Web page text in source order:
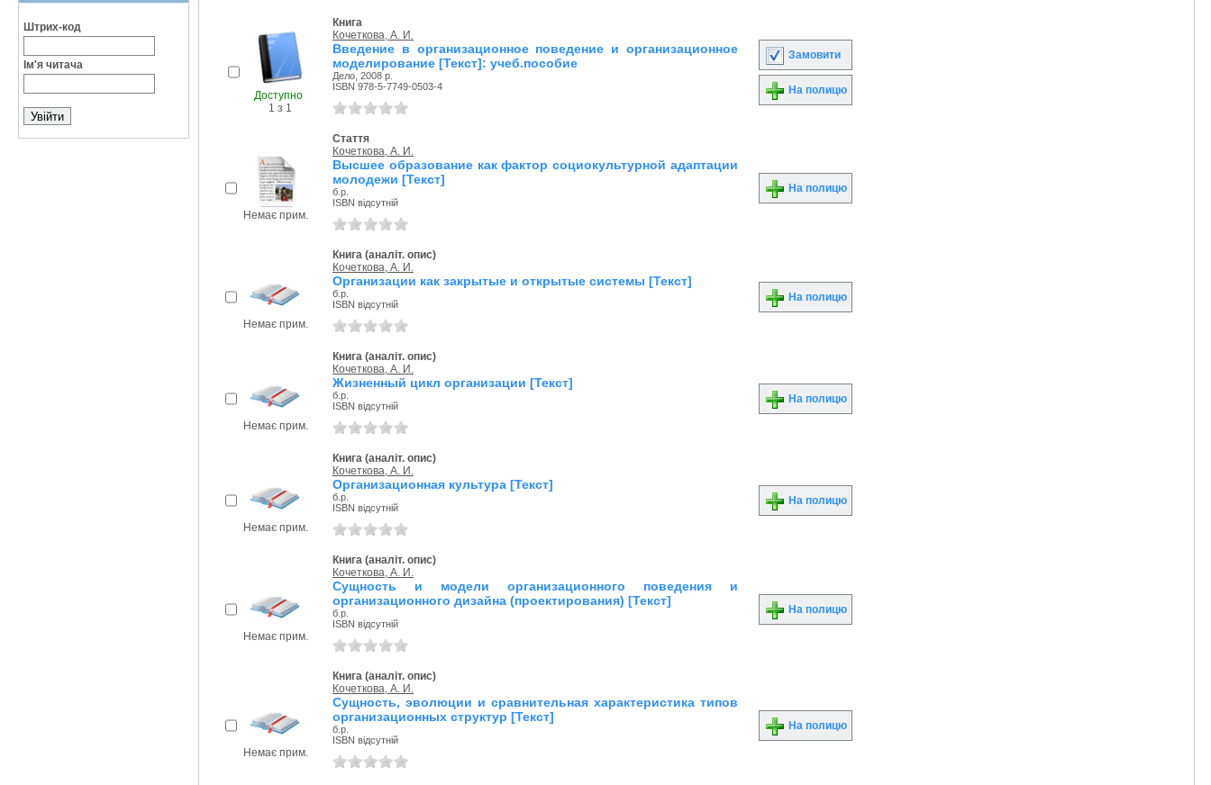
Штрих-код
Ім'я читача
Доступно
1 з 1
Книга
Кочеткова, А. И.
Введение в организационное поведение и организационное
моделирование [Текст]: учеб.пособие
Дело, 2008 р.
ISBN 978-5-7749-0503-4
Замовити
На полицю
Немає прим.
Стаття
Кочеткова, А. И.
Высшее образование как фактор социокультурной адаптации
молодежи [Текст]
б.р.
ISBN відсутній
На полицю
Немає прим.
Книга (аналіт. опис)
Кочеткова, А. И.
Организации как закрытые и открытые системы [Текст]
б.р.
ISBN відсутній
На полицю
Немає прим.
Книга (аналіт. опис)
Кочеткова, А. И.
Жизненный цикл организации [Текст]
б.р.
ISBN відсутній
На полицю
Немає прим.
Книга (аналіт. опис)
Кочеткова, А. И.
Организационная культура [Текст]
б.р.
ISBN відсутній
На полицю
Немає прим.
Книга (аналіт. опис)
Кочеткова, А. И.
Сущность и модели организационного поведения и
организационного дизайна (проектирования) [Текст]
б.р.
ISBN відсутній
На полицю
Немає прим.
Книга (аналіт. опис)
Кочеткова, А. И.
Сущность, эволюции и сравнительная характеристика типов
организационных структур [Текст]
б.р.
ISBN відсутній
На полицю